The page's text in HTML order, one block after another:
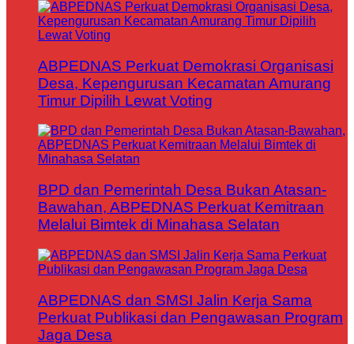
ABPEDNAS Perkuat Demokrasi Organisasi
Desa, Kepengurusan Kecamatan Amurang
Timur Dipilih Lewat Voting
BPD dan Pemerintah Desa Bukan Atasan-
Bawahan, ABPEDNAS Perkuat Kemitraan
Melalui Bimtek di Minahasa Selatan
ABPEDNAS dan SMSI Jalin Kerja Sama
Perkuat Publikasi dan Pengawasan Program
Jaga Desa